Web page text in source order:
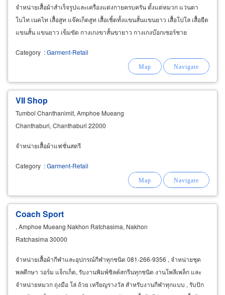
จำหน่ายเสื้อผ้าสำเร็จรูปและเครื่องแต่งกายครบครัน ตั้งแต่หมวก แว่นตา
โบไท เนคไท เสื้อสูท แจ๊คเก็ตสูท เสื้อเชิ้ตทั้งแขนสั้นแขนยาว เสื้อโปโล เสื้อยืด
แขนสั้น แขนยาว เข็มขัด กางเกงขาสั้นขายาว กางเกงบ๊อกเซอร์ชาย
Category :Garment-Retail
VII Shop
Tumbol Chanthanimit, Amphoe Mueang
Chanthaburi, Chanthaburi 22000
จำหน่ายเสื้อผ้าแฟชั่นสตรี
Category :Garment-Retail
Coach Sport
, Amphoe Mueang Nakhon Ratchasima, Nakhon
Ratchasima 30000
จำหน่ายเสื้อผ้ากีฬาและอุปกรณ์กีฬาทุกชนิด 081-266-9356 , จำหน่ายชุด
พลศึกษา วอร์ม แจ็กเก็ต, รับงานพิมพ์ซิลค์สกรีนทุกชนิด งานโพลีเพล็ก และ
จำหน่ายหมวก ถุงมือ โล่ ถ้วย เหรียญรางวัล สำหรับงานกีฬาทุกแบบ , รับปัก